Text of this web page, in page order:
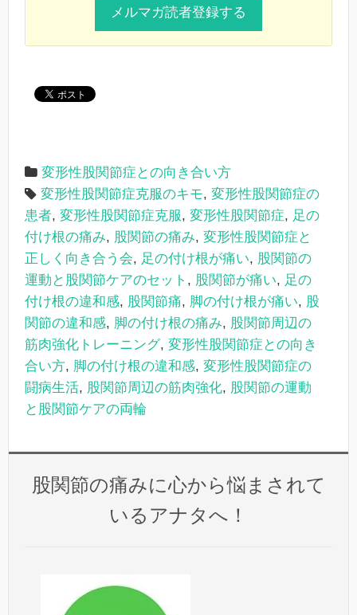
変形性股関節症との向き合い方
変形性股関節症克服のキモ, 変形性股関節症の
患者, 変形性股関節症克服, 変形性股関節症, 足の
付け根の痛み, 股関節の痛み, 変形性股関節症と
正しく向き合う会, 足の付け根が痛い, 股関節の
運動と股関節ケアのセット , 股関節が痛い, 足の
付け根の違和感, 股関節痛, 脚の付け根が痛い, 股
関節の違和感, 脚の付け根の痛み, 股関節周辺の
筋肉強化トレーニング, 変形性股関節症との向き
合い方, 脚の付け根の違和感, 変形性股関節症の
闘病生活, 股関節周辺の筋肉強化, 股関節の運動
と股関節ケアの両輪
股関節の痛みに心から悩まされて
いるアナタへ！